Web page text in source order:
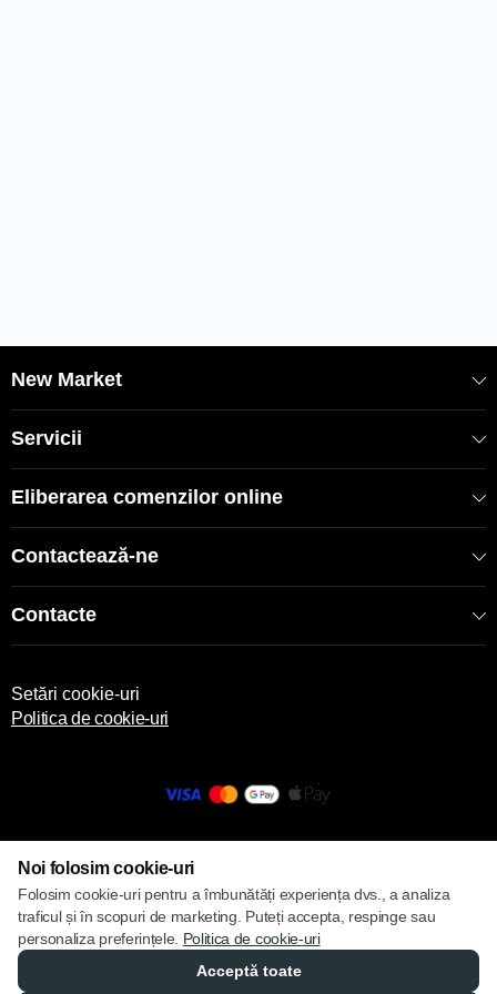
New Market
Servicii
Eliberarea comenzilor online
Contactează-ne
Contacte
Setări cookie-uri
Politica de cookie-uri
Noi folosim cookie-uri
Folosim cookie-uri pentru a îmbunătăți experiența dvs., a analiza
traficul și în scopuri de marketing. Puteți accepta, respinge sau
personaliza preferințele. Politica de cookie-uri
Acceptă toate